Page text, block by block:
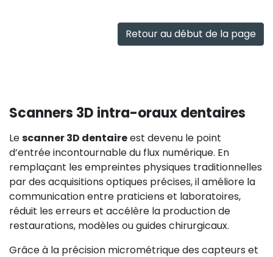
Retour au début de la page
Scanners 3D intra-oraux dentaires
Lescanner 3D dentaireest devenu le point
d’entrée incontournable du flux numérique. En
remplaçant les empreintes physiques traditionnelles
par des acquisitions optiques précises, il améliore la
communication entre praticiens et laboratoires,
réduit les erreurs et accélère la production de
restaurations, modèles ou guides chirurgicaux.
Grâce à la précision micrométrique des capteurs et